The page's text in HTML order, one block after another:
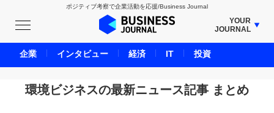
ポジティブ考察で企業活動を応援/Business Journal
YOUR
JOURNAL
BUSINESS JOURNAL
UNICORN JOURNAL
CARBON CREDITS JOURNAL
環境ビジネスの最新ニュース記事 まとめ
企業 インタビュー 経済 IT 投資